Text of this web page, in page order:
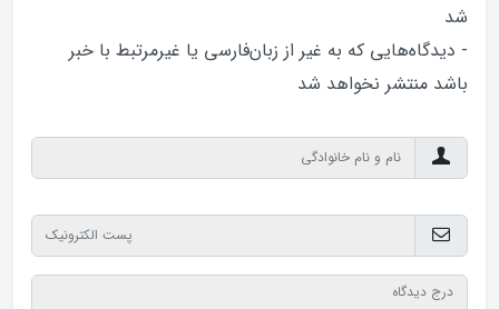
شد
- دیدگاه‌هایی که به غیر از زبان‌فارسی یا غیرمرتبط با خبر
باشد منتشر نخواهد‌ شد